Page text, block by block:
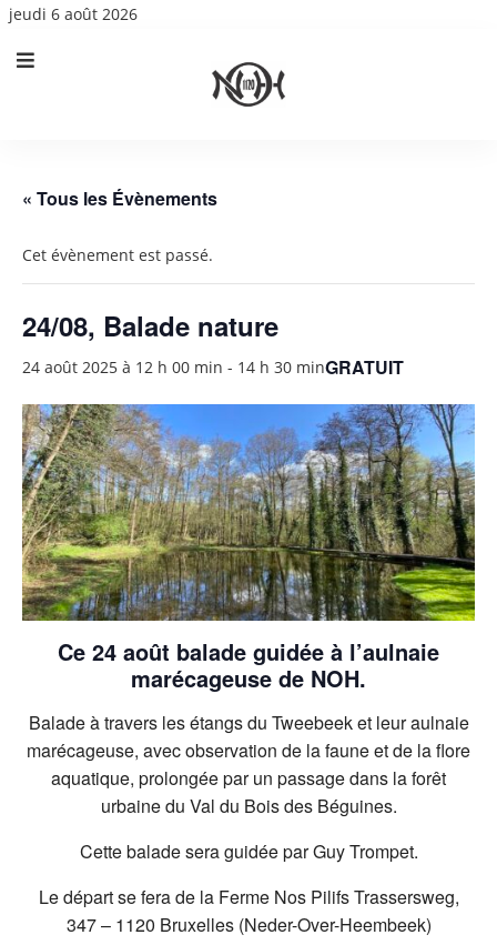
jeudi 6 août 2026
« Tous les Évènements
Cet évènement est passé.
24/08, Balade nature
24 août 2025 à 12 h 00 min - 14 h 30 minGRATUIT
Ce 24 août balade guidée à l’aulnaie
marécageuse de NOH.
Balade à travers les étangs du Tweebeek et leur aulnaie
marécageuse, avec observation de la faune et de la flore
aquatique, prolongée par un passage dans la forêt
urbaine du Val du Bois des Béguines.
Cette balade sera guidée par Guy Trompet.
Le départ se fera de la Ferme Nos Pilifs Trassersweg,
347 – 1120 Bruxelles (Neder-Over-Heembeek)